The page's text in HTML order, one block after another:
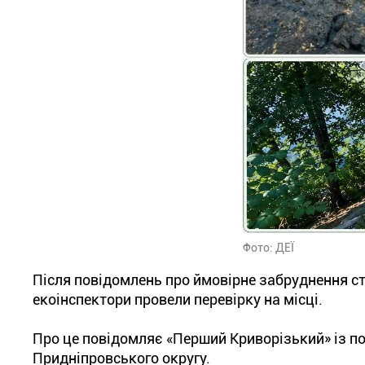
Фото: ДЕЇ
Після повідомлень про ймовірне забруднення
екоінспектори провели перевірку на місці.
Про це повідомляє «Перший Криворізький» із
Придніпровського округу.